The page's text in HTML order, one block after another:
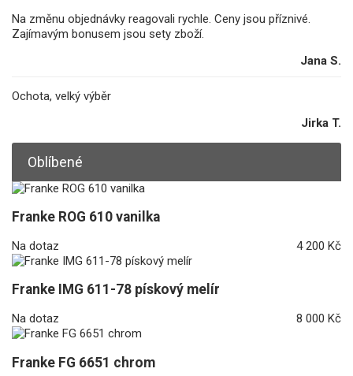
Na změnu objednávky reagovali rychle. Ceny jsou příznivé.
Zajímavým bonusem jsou sety zboží.
Jana S.
Ochota, velký výběr
Jirka T.
Oblíbené
Franke ROG 610 vanilka
Na dotaz 4 200 Kč
Franke IMG 611-78 pískový melír
Na dotaz 8 000 Kč
Franke FG 6651 chrom